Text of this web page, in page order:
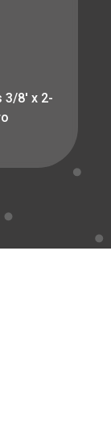
8′ x 2-